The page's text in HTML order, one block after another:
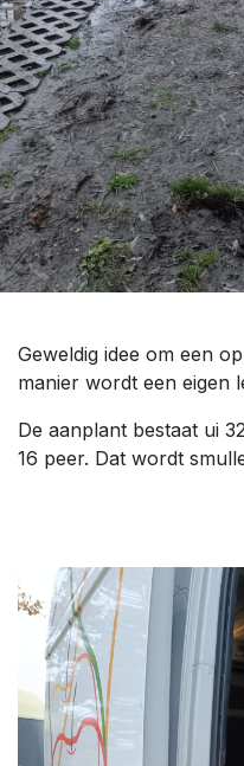
Geweldig idee om een
manier wordt een eigen
De aanplant bestaat ui
16 peer. Dat wordt